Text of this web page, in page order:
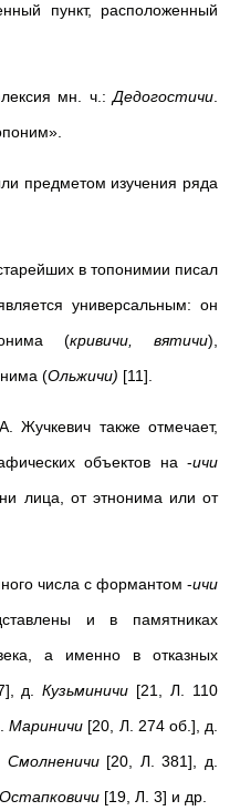
пункт, расположенный
мн. ч.: Дедогостичи
предметом изучения ряда
в топонимии писал
универсальным: он
(кривичи, вятичи),
(Ольжичи) [11].
Жучкевич также отмечает,
объектов на -ичи
лица, от этнонима или от
числа с формантом -ичи
и в памятниках
а именно в отказных
д.Кузьминичи [21, Л. 110
Мариничи [20, Л. 274 об.], д.
Смолненичи[20, Л. 381], д.
Остапковичи [19, Л. 3] и др.